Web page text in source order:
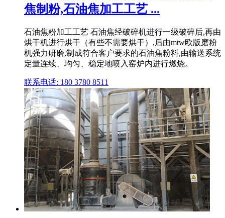
焦制粉,石油焦加工工艺 ...
石油焦粉加工工艺 石油焦经破碎机进行一级破碎后,再由
烘干机进行烘干（有些不需要烘干）,后由mtw欧版磨粉
机强力研磨,制成符合客户要求的石油焦粉料,由输送系统
定量连续、均匀、稳定地喷入窑炉内进行燃烧。
联系电话: 180 3780 8511